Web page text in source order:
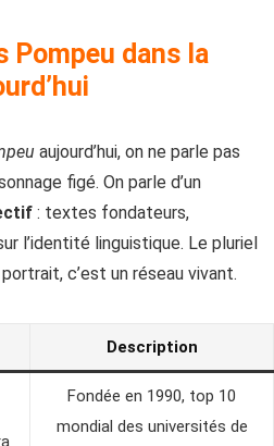
Pompeu dans la
aujourd’hui, on ne parle pas
figé. On parle d’un
: textes fondateurs,
l’identité linguistique. Le pluriel
c’est un réseau vivant.
Description
Fondée en 1990, top 10
mondial des universités de